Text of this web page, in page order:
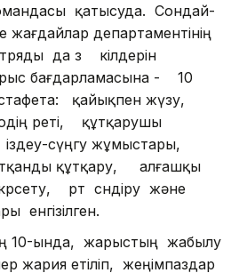
қатысуда. Сондай-
жағдайлар департаментінің
да өз өкілдерін
бағдарламасына - 10
қайықпен жүзу,
реті, құтқарушы
сүңгу жұмыстары,
құтқару, алғашқы
өрт сөндіру және
енгізілген.
10-ында, жарыстың жабылу
жария етіліп, жеңімпаздар